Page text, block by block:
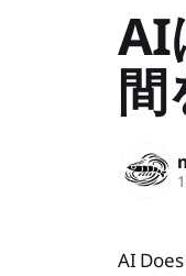
AI
間
AI